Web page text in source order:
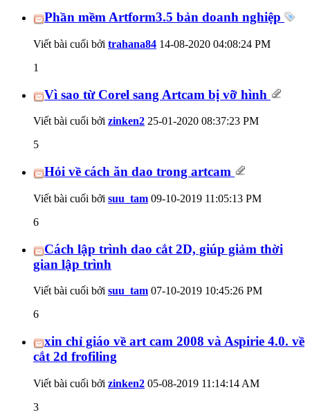
Phần mềm Artform3.5 bản doanh nghiệp
Viết bài cuối bởi trahana84 14-08-2020 04:08:24 PM
1
Vì sao từ Corel sang Artcam bị vỡ hình
Viết bài cuối bởi zinken2 25-01-2020 08:37:23 PM
5
Hỏi về cách ăn dao trong artcam
Viết bài cuối bởi suu_tam 09-10-2019 11:05:13 PM
6
Cách lập trình dao cắt 2D, giúp giảm thời
gian lập trình
Viết bài cuối bởi suu_tam 07-10-2019 10:45:26 PM
6
xin chỉ giáo về art cam 2008 và Aspirie 4.0. về
cắt 2d frofiling
Viết bài cuối bởi zinken2 05-08-2019 11:14:14 AM
3